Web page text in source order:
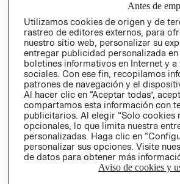
PRENSA
RELACIÓN CON
INVERSIONISTAS
POLÍTICA
EMPRESARIAL
Antes de
Utilizamos cookies de origen y de
rastreo de editores externos, para
nuestro sitio web, personalizar su
entregar publicidad personalizada
boletines informativos en Internet y
sociales. Con ese fin, recopilamos
patrones de navegación y el
Al hacer clic en “Aceptar todas”,
compartamos esta información con
publicitarios. Al elegir “Solo cookies
opcionales, lo que limita nuestra
personalizadas. Haga clic en
personalizar sus opciones. Visite
de datos para obtener más
Aviso de cookies y